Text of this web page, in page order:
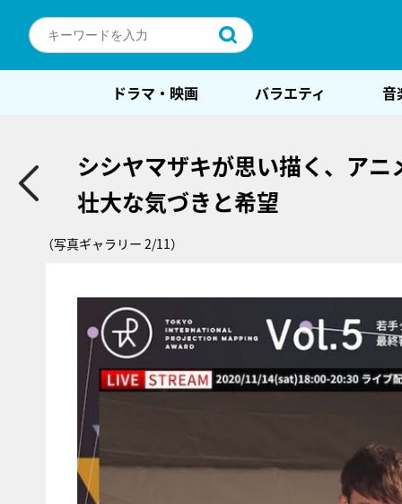
ドラマ・映画 バラエティ 音
シシヤマザキが思い描く、ア
壮大な気づきと希望
（写真ギャラリー 2/11）